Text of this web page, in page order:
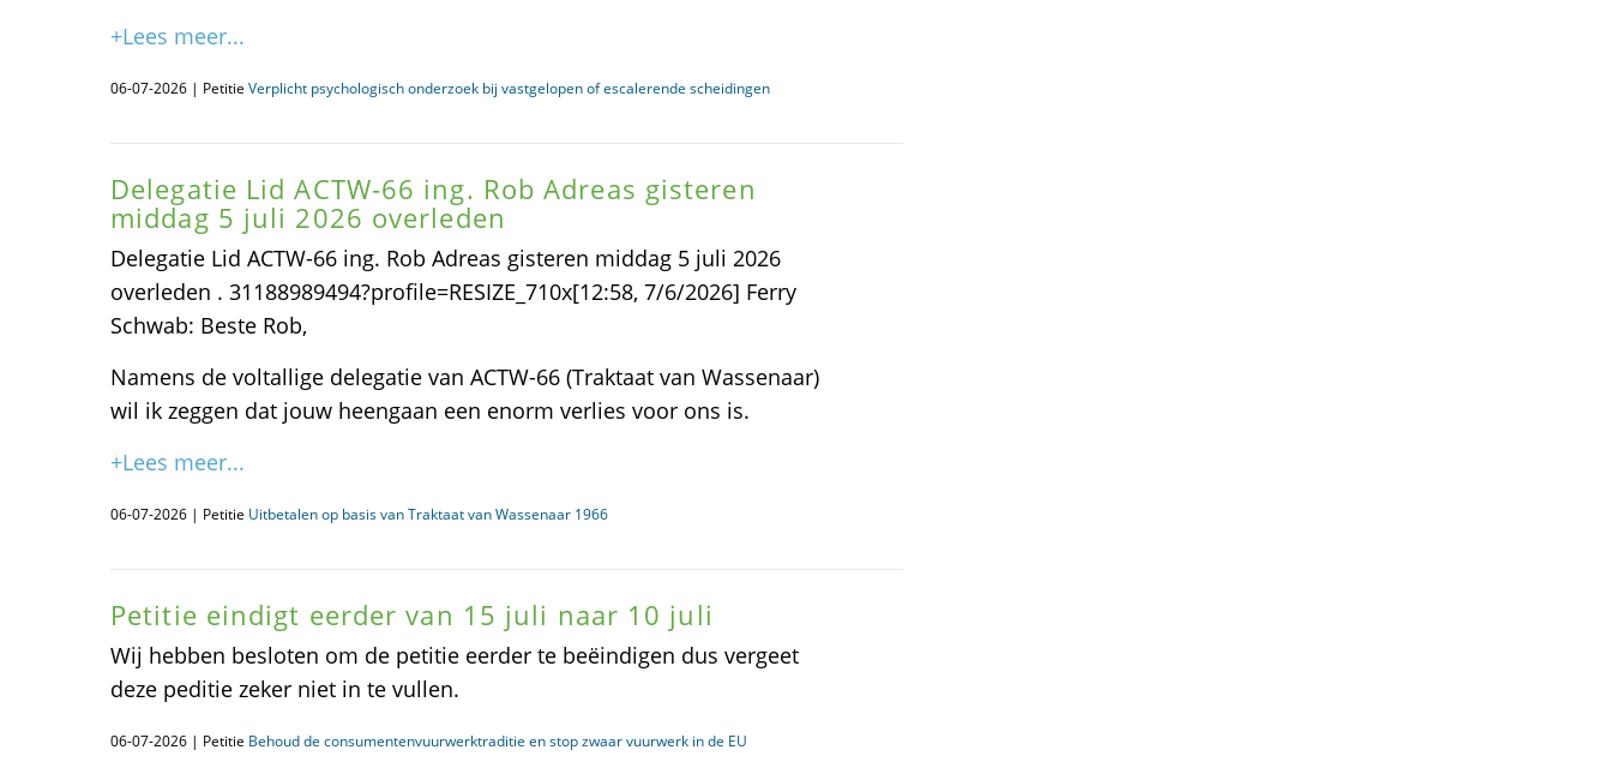
+Lees meer...
06-07-2026 | Petitie Verplicht psychologisch onderzoek bij vastgelopen of escalerende scheidingen
Delegatie Lid ACTW-66 ing. Rob Adreas gisteren
middag 5 juli 2026 overleden
Delegatie Lid ACTW-66 ing. Rob Adreas gisteren middag 5 juli 2026
overleden . 31188989494?profile=RESIZE_710x[12:58, 7/6/2026] Ferry
Schwab: Beste Rob,
Namens de voltallige delegatie van ACTW-66 (Traktaat van Wassenaar)
wil ik zeggen dat jouw heengaan een enorm verlies voor ons is.
+Lees meer...
06-07-2026 | Petitie Uitbetalen op basis van Traktaat van Wassenaar 1966
Petitie eindigt eerder van 15 juli naar 10 juli
Wij hebben besloten om de petitie eerder te beëindigen dus vergeet
deze peditie zeker niet in te vullen.
06-07-2026 | Petitie Behoud de consumentenvuurwerktraditie en stop zwaar vuurwerk in de EU